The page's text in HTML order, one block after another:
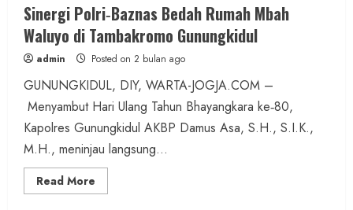
Sinergi Polri‑Baznas Bedah Rumah Mbah
Waluyo di Tambakromo Gunungkidul
admin Posted on 2 bulan ago
GUNUNGKIDUL, DIY, WARTA-JOGJA.COM –
Menyambut Hari Ulang Tahun Bhayangkara ke‑80,
Kapolres Gunungkidul AKBP Damus Asa, S.H., S.I.K.,
M.H., meninjau langsung...
Read More
more